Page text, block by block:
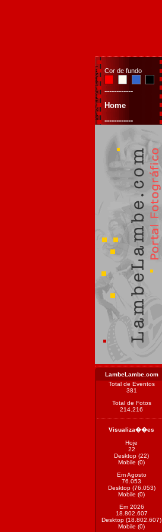
Cor de fundo
------------
Home
------------
LambeLambe.com
Total de Eventos
381
Total de Fotos
214.216
Visualiza��es
Hoje
22
Desktop (22)
Mobile (0)
Em Agosto
76.053
Desktop (76.053)
Mobile (0)
Em 2026
18.802.607
Desktop (18.802.607)
Mobile (0)